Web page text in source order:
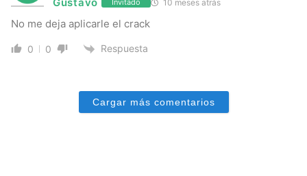
Invitado 10 meses atrás
No me deja aplicarle el crack
0 0 Respuesta
Cargar más comentarios